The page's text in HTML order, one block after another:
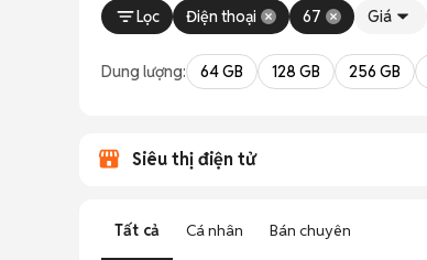
Lọc Điện thoại 67 Giá
Dung lượng: 64 GB 128 GB 256 GB
Siêu thị điện tử
Tất cả Cá nhân Bán chuyên